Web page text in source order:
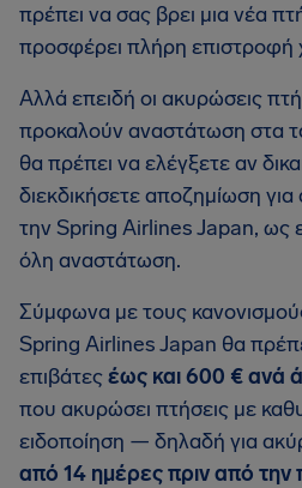
πρέπει να σας βρει μια νέα
προσφέρει πλήρη επιστροφή
Αλλά επειδή οι ακυρώσεις
προκαλούν αναστάτωση στα
θα πρέπει να ελέγξετε αν
διεκδικήσετε αποζημίωση
την Spring Airlines Japan, ως
όλη αναστάτωση.
Σύμφωνα με τους
Spring Airlines Japan θα
επιβάτεςέως και 600 € ανά
που ακυρώσει πτήσεις με
ειδοποίηση — δηλαδή για
από 14 ημέρες πριν από